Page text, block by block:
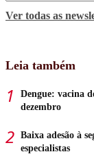
Ver todas as
Leia também
Dengue: vacina
dezembro
Baixa adesão à
especialistas